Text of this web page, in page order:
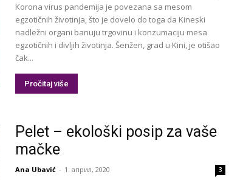
Korona virus pandemija je povezana sa mesom
egzotičnih životinja, što je dovelo do toga da Kineski
nadležni organi banuju trgovinu i konzumaciju mesa
egzotičnih i divljih životinja. Šenžen, grad u Kini, je otišao
čak...
Pročitaj više
Pelet – ekološki posip za vaše
mačke
Ana Ubavić - 1. април, 2020 3